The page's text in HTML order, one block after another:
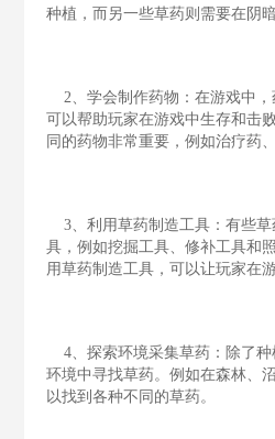
种植，而另一些草药则需要在阴
2、学会制作药物：在游戏中，
可以帮助玩家在游戏中生存和击
同的药物非常重要，例如治疗药
3、利用草药制造工具：有些草
具，例如挖掘工具、修补工具和
用草药制造工具，可以让玩家在
4、探索环境采集草药：除了种
环境中寻找草药。例如在森林、
以找到各种不同的草药。